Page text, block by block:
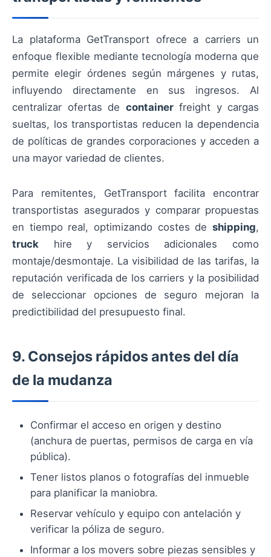
La plataforma GetTransport ofrece a carriers un
enfoque flexible mediante tecnología moderna que
permite elegir órdenes según márgenes y rutas,
influyendo directamente en sus ingresos. Al
centralizar ofertas de containerfreight y cargas
sueltas, los transportistas reducen la dependencia
de políticas de grandes corporaciones y acceden a
una mayor variedad de clientes.
Para remitentes, GetTransport facilita encontrar
transportistas asegurados y comparar propuestas
en tiempo real, optimizando costes de shipping,
truck hire y servicios adicionales como
montaje/desmontaje. La visibilidad de las tarifas, la
reputación verificada de los carriers y la posibilidad
de seleccionar opciones de seguro mejoran la
predictibilidad del presupuesto final.
9. Consejos rápidos antes del día
de la mudanza
Confirmar el acceso en origen y destino
(anchura de puertas, permisos de carga en vía
pública).
Tener listos planos o fotografías del inmueble
para planificar la maniobra.
Reservar vehículo y equipo con antelación y
verificar la póliza de seguro.
Informar a los movers sobre piezas sensibles y